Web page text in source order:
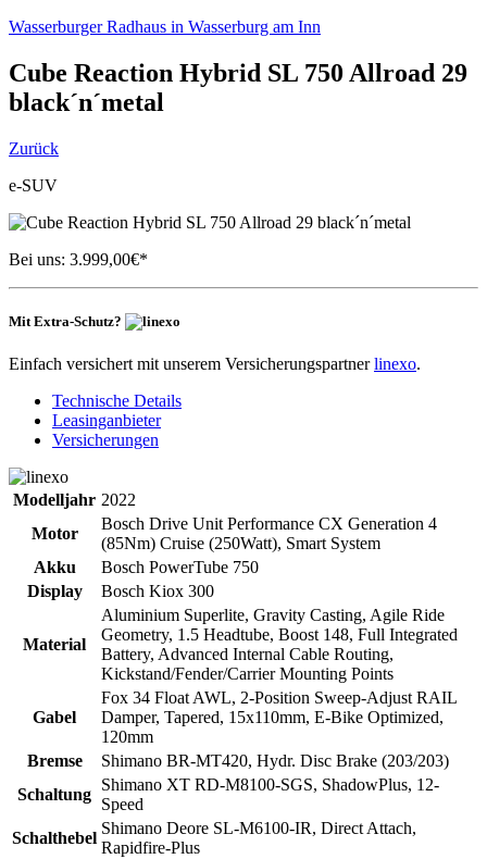
Wasserburger Radhaus in Wasserburg am Inn
Cube Reaction Hybrid SL 750 Allroad 29
black´n´metal
Zurück
e-SUV
Bei uns: 3.999,00€*
Mit Extra-Schutz?
Einfach versichert mit unserem Versicherungspartnerlinexo.
Technische Details
Leasinganbieter
Versicherungen
Modelljahr 2022
Motor
Bosch Drive Unit Performance CX Generation 4
(85Nm) Cruise (250Watt), Smart System
Akku
Bosch PowerTube 750
Display
Bosch Kiox 300
Material
Aluminium Superlite, Gravity Casting, Agile Ride
Geometry, 1.5 Headtube, Boost 148, Full Integrated
Battery, Advanced Internal Cable Routing,
Kickstand/Fender/Carrier Mounting Points
Gabel
Fox 34 Float AWL, 2-Position Sweep-Adjust RAIL
Damper, Tapered, 15x110mm, E-Bike Optimized,
120mm
Bremse
Shimano BR-MT420, Hydr. Disc Brake (203/203)
Schaltung
Shimano XT RD-M8100-SGS, ShadowPlus, 12-
Speed
Schalthebel
Shimano Deore SL-M6100-IR, Direct Attach,
Rapidfire-Plus